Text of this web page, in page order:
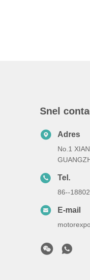
Snel
Adres
No.1
Tel.
86--
E-mail